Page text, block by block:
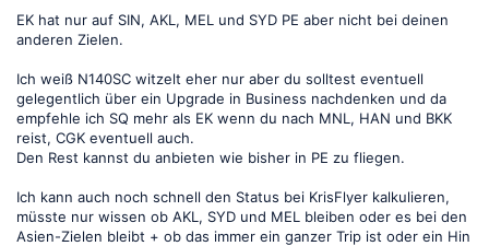
EK hat nur auf SIN, AKL, MEL und SYD PE aber nicht bei deinen
anderen Zielen.
Ich weiß N140SC witzelt eher nur aber du solltest eventuell
gelegentlich über ein Upgrade in Business nachdenken und da
empfehle ich SQ mehr als EK wenn du nach MNL, HAN und BKK
reist, CGK eventuell auch.
Den Rest kannst du anbieten wie bisher in PE zu fliegen.
Ich kann auch noch schnell den Status bei KrisFlyer kalkulieren,
müsste nur wissen ob AKL, SYD und MEL bleiben oder es bei den
Asien-Zielen bleibt + ob das immer ein ganzer Trip ist oder ein Hin